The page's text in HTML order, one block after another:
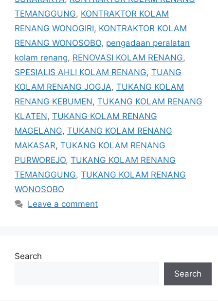
TEMANGGUNG, KONTRAKTOR KOLAM
RENANG WONOGIRI, KONTRAKTOR KOLAM
RENANG WONOSOBO, pengadaan peralatan
kolam renang, RENOVASI KOLAM RENANG,
SPESIALIS AHLI KOLAM RENANG, TUANG
KOLAM RENANG JOGJA, TUKANG KOLAM
RENANG KEBUMEN, TUKANG KOLAM RENANG
KLATEN, TUKANG KOLAM RENANG
MAGELANG, TUKANG KOLAM RENANG
MAKASAR, TUKANG KOLAM RENANG
PURWOREJO, TUKANG KOLAM RENANG
TEMANGGUNG, TUKANG KOLAM RENANG
WONOSOBO
Leave a comment
Search
Search